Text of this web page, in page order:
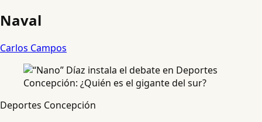
Naval
Carlos Campos
Deportes Concepción